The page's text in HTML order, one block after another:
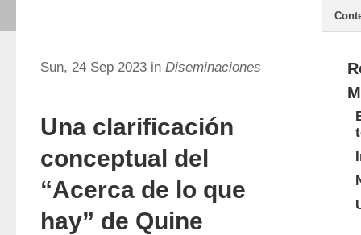
Sun, 24 Sep 2023 in Diseminaciones
Una clarificación
conceptual del
“Acerca de lo que
hay” de Quine